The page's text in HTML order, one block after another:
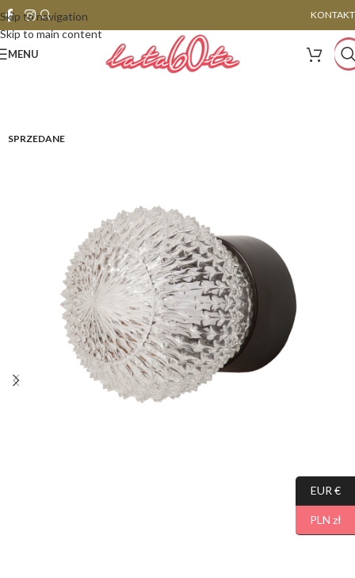
Skip to navigation
Skip to main content
KONTAKT
MENU
SPRZEDANE
EUR €
PLN zł